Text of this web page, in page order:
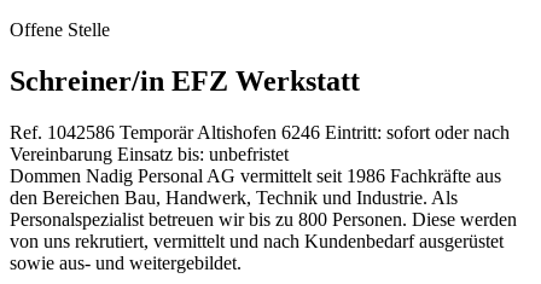
Offene Stelle
Schreiner/in EFZ Werkstatt
Ref. 1042586 Temporär Altishofen 6246 Eintritt: sofort oder nach
Vereinbarung Einsatz bis: unbefristet
Dommen Nadig Personal AG vermittelt seit 1986 Fachkräfte aus
den Bereichen Bau, Handwerk, Technik und Industrie. Als
Personalspezialist betreuen wir bis zu 800 Personen. Diese werden
von uns rekrutiert, vermittelt und nach Kundenbedarf ausgerüstet
sowie aus- und weitergebildet.